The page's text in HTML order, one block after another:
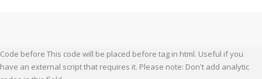
Code before This code will be placed before tag in html. Useful if you
have an external script that requires it. Please note: Don't add analytic